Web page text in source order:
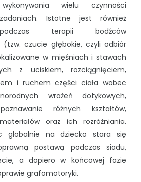
wielu czynności
Istotne jest również
terapii bodźców
czucie głębokie, czyli odbiór
w mięśniach i stawach
z uciskiem, rozciągnięciem,
i ruchem części ciała wobec
wrażeń dotykowych,
różnych kształtów,
oraz ich rozróżniania.
globalnie na dziecko stara się
postawą podczas siadu,
a dopiero w końcowej fazie
grafomotoryki.